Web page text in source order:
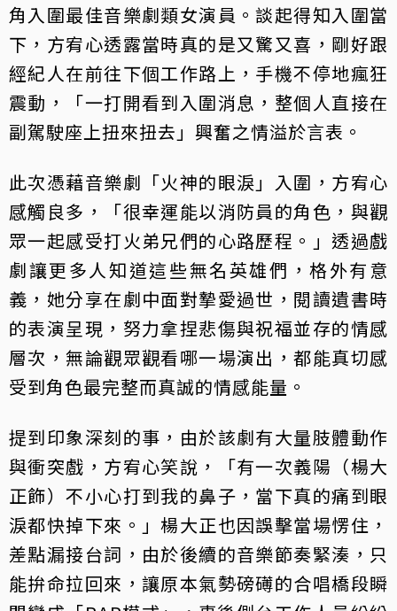
角入圍最佳音樂劇類女演員。談起得知入圍當
下，方宥心透露當時真的是又驚又喜，剛好跟
經紀人在前往下個工作路上，手機不停地瘋狂
震動，「一打開看到入圍消息，整個人直接在
副駕駛座上扭來扭去」興奮之情溢於言表。
此次憑藉音樂劇「火神的眼淚」入圍，方宥心
感觸良多，「很幸運能以消防員的角色，與觀
眾一起感受打火弟兄們的心路歷程。」透過戲
劇讓更多人知道這些無名英雄們，格外有意
義，她分享在劇中面對摯愛過世，閱讀遺書時
的表演呈現，努力拿捏悲傷與祝福並存的情感
層次，無論觀眾觀看哪一場演出，都能真切感
受到角色最完整而真誠的情感能量。
提到印象深刻的事，由於該劇有大量肢體動作
與衝突戲，方宥心笑說，「有一次義陽（楊大
正飾）不小心打到我的鼻子，當下真的痛到眼
淚都快掉下來。」楊大正也因誤擊當場愣住，
差點漏接台詞，由於後續的音樂節奏緊湊，只
能拚命拉回來，讓原本氣勢磅礡的合唱橋段瞬